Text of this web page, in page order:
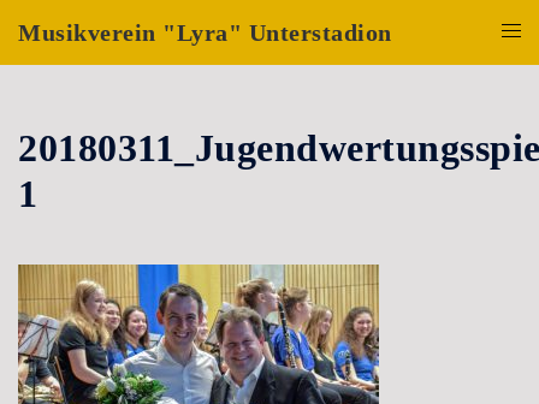
InhaltMusikverein "Lyra" Unterstadion
Menü
1